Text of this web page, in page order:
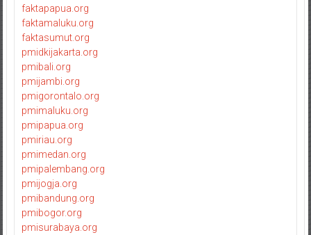
faktapapua.org
faktamaluku.org
faktasumut.org
pmidkijakarta.org
pmibali.org
pmijambi.org
pmigorontalo.org
pmimaluku.org
pmipapua.org
pmiriau.org
pmimedan.org
pmipalembang.org
pmijogja.org
pmibandung.org
pmibogor.org
pmisurabaya.org